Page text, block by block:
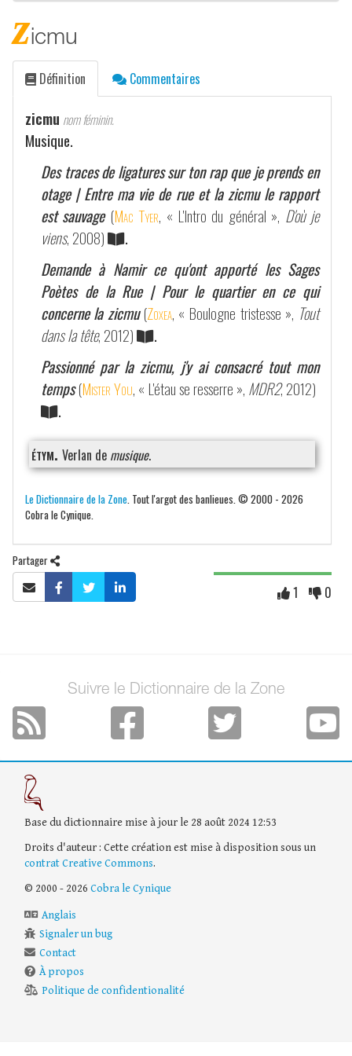
zicmu
Définition Commentaires
zicmu nom féminin.
Musique.
Des traces de ligatures sur ton rap que je prends en
otage | Entre ma vie de rue et la zicmu le rapport
est sauvage (Mac Tyer, « L'Intro du général », D'où je
viens, 2008)
.
Demande à Namir ce qu'ont apporté les Sages
Poètes de la Rue | Pour le quartier en ce qui
concerne la zicmu (Zoxea, « Boulogne tristesse », Tout
dans la tête, 2012)
.
Passionné par la zicmu, j'y ai consacré tout mon
temps (Mister You, « L'étau se resserre », MDR2, 2012)
.
étym. Verlan de musique.
Le Dictionnaire de la Zone . Tout l'argot des banlieues. © 2000 - 2026
Cobra le Cynique.
Partager
1 0
Suivre le Dictionnaire de la Zone
Base du dictionnaire mise à jour le 28 août 2024 12:53
Droits d'auteur : Cette création est mise à disposition sous un
contrat Creative Commons.
© 2000 - 2026 Cobra le Cynique
Anglais
Signaler un bug
Contact
À propos
Politique de confidentionalité